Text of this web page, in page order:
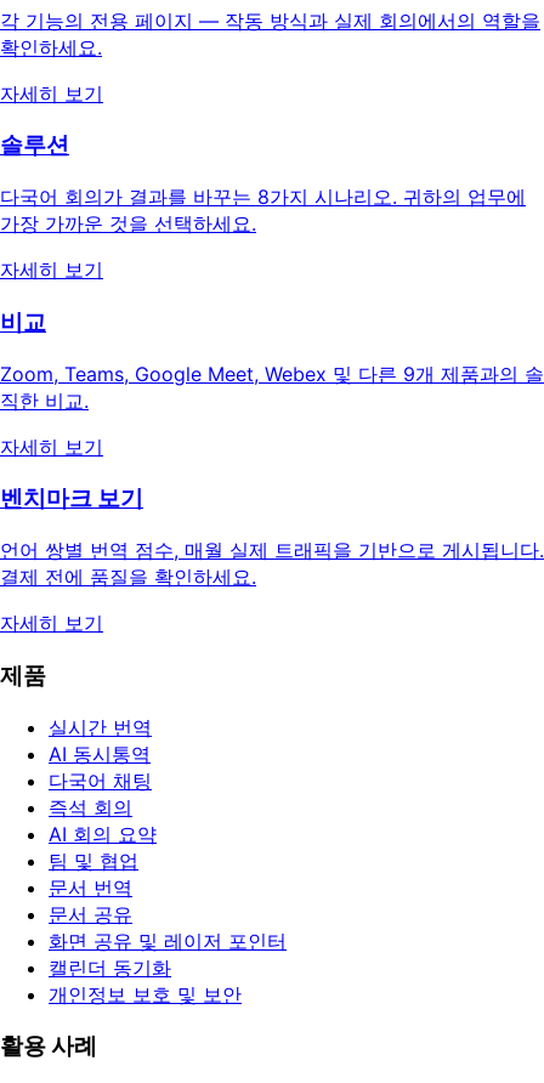
각 기능의 전용 페이지 — 작동 방식과 실제 회의에서의 역할을
확인하세요.
자세히 보기
솔루션
다국어 회의가 결과를 바꾸는 8가지 시나리오. 귀하의 업무에
가장 가까운 것을 선택하세요.
자세히 보기
비교
Zoom, Teams, Google Meet, Webex 및 다른 9개 제품과의 솔
직한 비교.
자세히 보기
벤치마크 보기
언어 쌍별 번역 점수, 매월 실제 트래픽을 기반으로 게시됩니다.
결제 전에 품질을 확인하세요.
자세히 보기
제품
실시간 번역
AI 동시통역
다국어 채팅
즉석 회의
AI 회의 요약
팀 및 협업
문서 번역
문서 공유
화면 공유 및 레이저 포인터
캘린더 동기화
개인정보 보호 및 보안
활용 사례